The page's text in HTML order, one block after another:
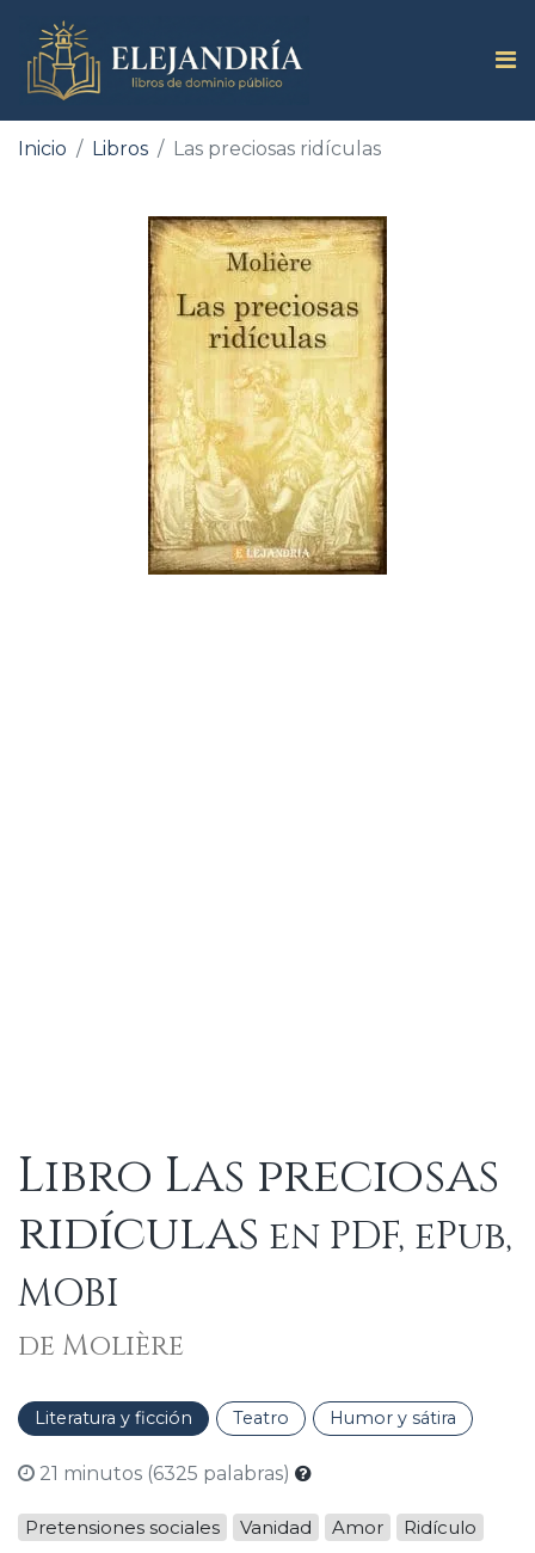
Inicio Libros Las preciosas ridículas
Libro Las preciosas
ridículas en PDF, ePub,
MOBI
de Molière
Literatura y ficción Teatro Humor y sátira
21 minutos (6325 palabras)
Pretensiones sociales Vanidad Amor Ridículo